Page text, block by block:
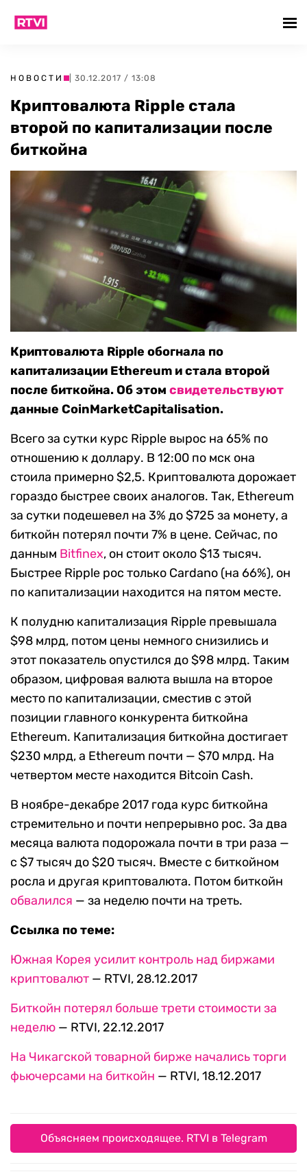
НОВОСТИ | 30.12.2017 / 13:08
Криптовалюта Ripple стала
второй по капитализации после
биткойна
Криптовалюта Ripple обогнала по
капитализации Ethereum и стала второй
после биткойна. Об этом свидетельствуют
данные CoinMarketCapitalisation.
Всего за сутки курс Ripple вырос на 65% по
отношению к доллару. В 12:00 по мск она
стоила примерно $2,5. Криптовалюта дорожает
гораздо быстрее своих аналогов. Так, Ethereum
за сутки подешевел на 3% до $725 за монету, а
биткойн потерял почти 7% в цене. Сейчас, по
данным Bitfinex, он стоит около $13 тысяч.
Быстрее Ripple рос только Cardano (на 66%), он
по капитализации находится на пятом месте.
К полудню капитализация Ripple превышала
$98 млрд, потом цены немного снизились и
этот показатель опустился до $98 млрд. Таким
образом, цифровая валюта вышла на второе
место по капитализации, сместив с этой
позиции главного конкурента биткойна
Ethereum. Капитализация биткойна достигает
$230 млрд, а Ethereum почти — $70 млрд. На
четвертом месте находится Bitcoin Cash.
В ноябре-декабре 2017 года курс биткойна
стремительно и почти непрерывно рос. За два
месяца валюта подорожала почти в три раза —
с $7 тысяч до $20 тысяч. Вместе с биткойном
росла и другая криптовалюта. Потом биткойн
обвалился — за неделю почти на треть.
Ссылка по теме:
Южная Корея усилит контроль над биржами
криптовалют — RTVI, 28.12.2017
Биткойн потерял больше трети стоимости за
неделю — RTVI, 22.12.2017
На Чикагской товарной бирже начались торги
фьючерсами на биткойн — RTVI, 18.12.2017
Объясняем происходящее. RTVI в Telegram